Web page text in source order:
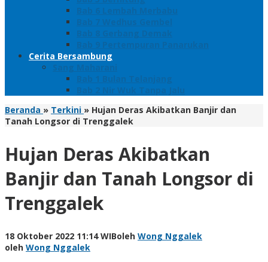
Bab 6 Lembah Merbabu
Bab 7 Wedhus Gembel
Bab 8 Gerbang Demak
Bab 9 Pertempuran Panarukan
Cerita Bersambung
Sang Maharani
Bab 1 Bulan Telanjang
Bab 2 Nir Wuk Tanpa Jalu
Beranda » Terkini » Hujan Deras Akibatkan Banjir dan
Tanah Longsor di Trenggalek
Hujan Deras Akibatkan
Banjir dan Tanah Longsor di
Trenggalek
18 Oktober 2022 11:14 WIBoleh Wong Nggalek
oleh Wong Nggalek